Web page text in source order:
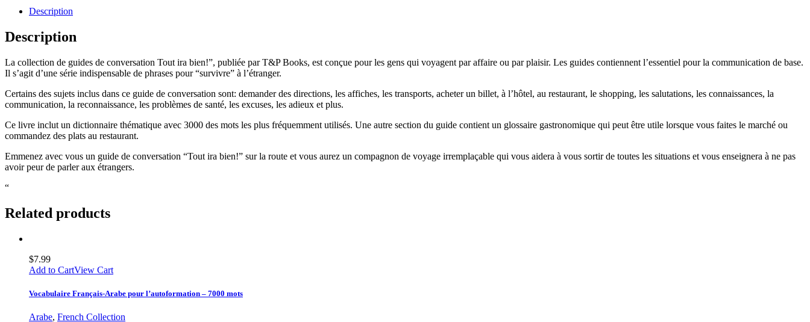
Description
Description
La collection de guides de conversation Tout ira bien!”, publiée par T&P Books, est conçue pour les gens qui voyagent par affaire ou par plaisir. Les guides contiennent l’essentiel pour la communication de base.
Il s’agit d’une série indispensable de phrases pour “survivre” à l’étranger.
Certains des sujets inclus dans ce guide de conversation sont: demander des directions, les affiches, les transports, acheter un billet, à l’hôtel, au restaurant, le shopping, les salutations, les connaissances, la
communication, la reconnaissance, les problèmes de santé, les excuses, les adieux et plus.
Ce livre inclut un dictionnaire thématique avec 3000 des mots les plus fréquemment utilisés. Une autre section du guide contient un glossaire gastronomique qui peut être utile lorsque vous faites le marché ou
commandez des plats au restaurant.
Emmenez avec vous un guide de conversation “Tout ira bien!” sur la route et vous aurez un compagnon de voyage irremplaçable qui vous aidera à vous sortir de toutes les situations et vous enseignera à ne pas
avoir peur de parler aux étrangers.
“
Related products
$7.99
Add to CartView Cart
Vocabulaire Français-Arabe pour l’autoformation – 7000 mots
Arabe, French Collection